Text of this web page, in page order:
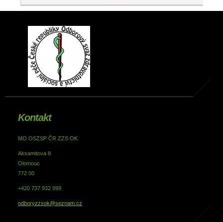
Kontakt
MO OSZSP ČR ZZS OK
Aksamitova 8
Olomouc
772 00
+420 737 932 999
odboryzzsok@seznam.cz